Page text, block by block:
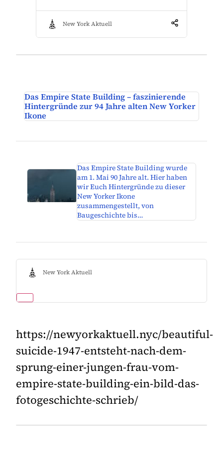
New York Aktuell
Das Empire State Building – faszinierende
Hintergründe zur 94 Jahre alten New Yorker
Ikone
Das Empire State Building wurde
am 1. Mai 90 Jahre alt. Hier haben
wir Euch Hintergründe zu dieser
New Yorker Ikone
zusammengestellt, von
Baugeschichte bis…
New York Aktuell
https://newyorkaktuell.nyc/beautiful-
suicide-1947-entsteht-nach-dem-
sprung-einer-jungen-frau-vom-
empire-state-building-ein-bild-das-
fotogeschichte-schrieb/